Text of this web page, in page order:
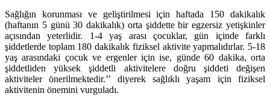
Sağlığın korunması ve geliştirilmesi için haftada 150 dakikalık
(haftanın 5 günü 30 dakikalık) orta şiddette bir egzersiz yetişkinler
açısından yeterlidir. 1-4 yaş arası çocuklar, gün içinde farklı
şiddetlerde toplam 180 dakikalık fiziksel aktivite yapmalıdırlar. 5-18
yaş arasındaki çocuk ve ergenler için ise, günde 60 dakika, orta
şiddetliden yüksek şiddetli aktivitelere doğru şiddeti değişen
aktiviteler önerilmektedir.’’ diyerek sağlıklı yaşam için fiziksel
aktivitenin önemini vurguladı.